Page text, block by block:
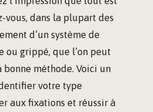
vous, dans la plupart des
d’un système de
ou grippé, que l’on peut
méthode. Voici un
votre type
aux fixations et réussir à